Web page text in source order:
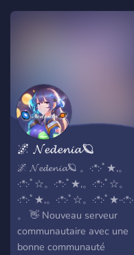
Objectifs: De réunir une
commun pour toutes
personnes qui ont envie de
parler/se confier ou encore
participer à nos différents
événements et de gagner
différents cadeaux! ➠ En
plus: Nous avons une
équipe de staff présent et
attentif, des mini jeux en
développement ainsi qu'un
système de grades, des
🌌 𝓝𝓮𝓭𝓮𝓷𝓲𝓪🪐
🌌 𝓝𝓮𝓭𝓮𝓷𝓲𝓪🪐 。·:*:·ﾟ★,。
·:*:·ﾟ☆。·:*:·ﾟ★,。·:*:·ﾟ☆。
·:*:·ﾟ★,。·:*:·ﾟ☆。·:*:·ﾟ★··:*:·
。 👋 Nouveau serveur
communautaire avec une
bonne communauté